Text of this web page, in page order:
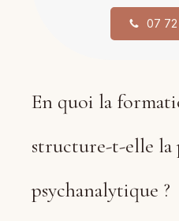
07 72
En quoi la
structure-t-elle la
psychanalytique ?